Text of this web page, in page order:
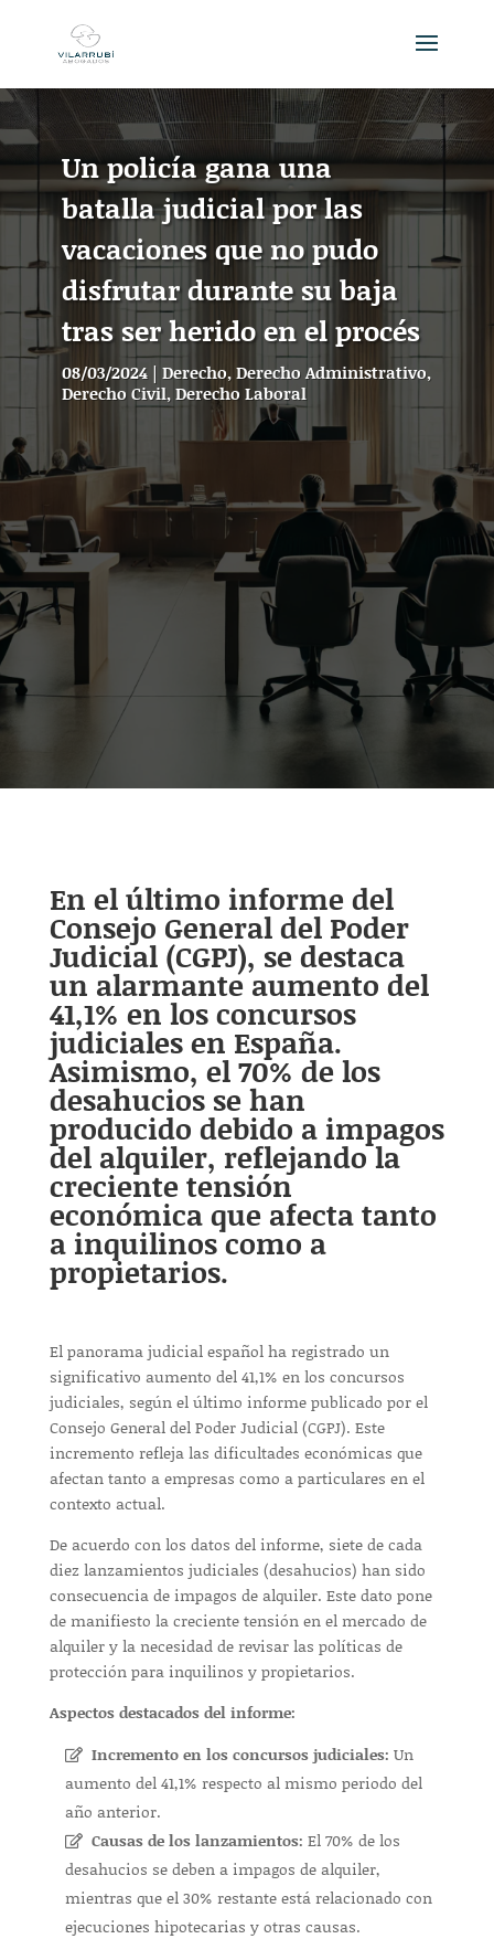
Un policía gana una
batalla judicial por las
vacaciones que no pudo
disfrutar durante su baja
tras ser herido en el procés
08/03/2024 | Derecho,Derecho Administrativo,
Derecho Civil,Derecho Laboral
En el último informe del
Consejo General del Poder
Judicial (CGPJ), se destaca
un alarmante aumento del
41,1% en los concursos
judiciales en España.
Asimismo, el 70% de los
desahucios se han
producido debido a impagos
del alquiler, reflejando la
creciente tensión
económica que afecta tanto
a inquilinos como a
propietarios.
El panorama judicial español ha registrado un
significativo aumento del 41,1% en los concursos
judiciales, según el último informe publicado por el
Consejo General del Poder Judicial (CGPJ). Este
incremento refleja las dificultades económicas que
afectan tanto a empresas como a particulares en el
contexto actual.
De acuerdo con los datos del informe, siete de cada
diez lanzamientos judiciales (desahucios) han sido
consecuencia de impagos de alquiler. Este dato pone
de manifiesto la creciente tensión en el mercado de
alquiler y la necesidad de revisar las políticas de
protección para inquilinos y propietarios.
Aspectos destacados del informe:
Incremento en los concursos judiciales: Un
aumento del 41,1% respecto al mismo periodo del
año anterior.
Causas de los lanzamientos: El 70% de los
desahucios se deben a impagos de alquiler,
mientras que el 30% restante está relacionado con
ejecuciones hipotecarias y otras causas.